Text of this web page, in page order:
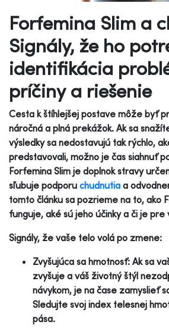
Forfemina Slim a
Signály, že ho
identifikácia
príčiny a riešenie
Cesta k štíhlejšej postave môže byť
náročná a plná prekážok. Ak sa
výsledky sa nedostavujú tak rýchlo,
predstavovali, možno je čas siahnuť
Forfemina Slim je doplnok stravy
sľubuje podporu chudnutia a
tomto článku sa pozrieme na to, ako
funguje, aké sú jeho účinky a či je pre
Signály, že vaše telo volá po zmene:
Zvyšujúca sa hmotnosť: Ak sa
zvyšuje a váš životný štýl
návykom, je na čase zamyslieť
Sledujte svoj index telesnej
pása.